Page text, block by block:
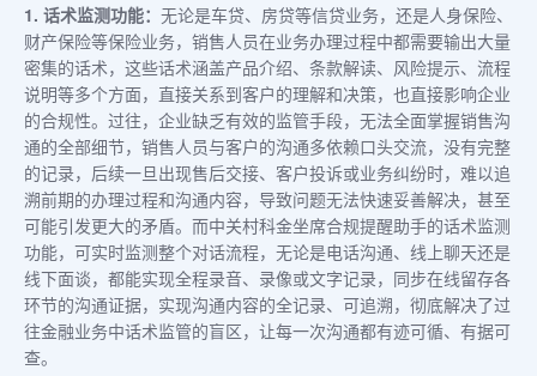
1. 话术监测功能： 无论是车贷、房贷等信贷业务，还是人身保险、
财产保险等保险业务，销售人员在业务办理过程中都需要输出大量
密集的话术，这些话术涵盖产品介绍、条款解读、风险提示、流程
说明等多个方面，直接关系到客户的理解和决策，也直接影响企业
的合规性。过往，企业缺乏有效的监管手段，无法全面掌握销售沟
通的全部细节，销售人员与客户的沟通多依赖口头交流，没有完整
的记录，后续一旦出现售后交接、客户投诉或业务纠纷时，难以追
溯前期的办理过程和沟通内容，导致问题无法快速妥善解决，甚至
可能引发更大的矛盾。而中关村科金坐席合规提醒助手的话术监测
功能，可实时监测整个对话流程，无论是电话沟通、线上聊天还是
线下面谈，都能实现全程录音、录像或文字记录，同步在线留存各
环节的沟通证据，实现沟通内容的全记录、可追溯，彻底解决了过
往金融业务中话术监管的盲区，让每一次沟通都有迹可循、有据可
查。